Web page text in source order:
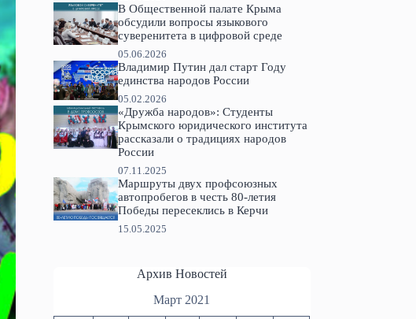
В Общественной палате Крыма
обсудили вопросы языкового
суверенитета в цифровой среде
05.06.2026
Владимир Путин дал старт Году
единства народов России
05.02.2026
«Дружба народов»: Студенты
Крымского юридического института
рассказали о традициях народов
России
07.11.2025
Маршруты двух профсоюзных
автопробегов в честь 80-летия
Победы пересеклись в Керчи
15.05.2025
Архив Новостей
Март 2021